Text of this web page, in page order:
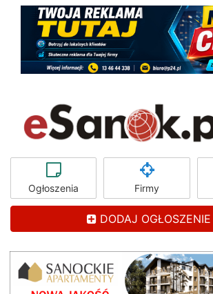
Ogłoszenia Firmy
DODAJ OGŁOSZENIE